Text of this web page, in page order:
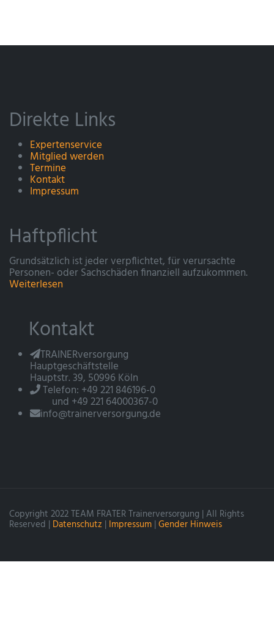
Direkte Links
Expertenservice
Mitglied werden
Termine
Kontakt
Impressum
Haftpflicht
Grundsätzlich ist jeder verpflichtet, für verursachte
Personen- oder Sachschäden finanziell aufzukommen.
Weiterlesen
Kontakt
TRAINERversorgung
Hauptgeschäftstelle
Hauptstr. 39, 50996 Köln
Telefon: +49 221 846196-0
und +49 221 64000367-0
info@trainerversorgung.de
Copyright 2022 TEAM FRATER Trainerversorgung | All Rights
Reserved | Datenschutz | Impressum | Gender Hinweis